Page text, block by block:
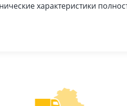
характеристики